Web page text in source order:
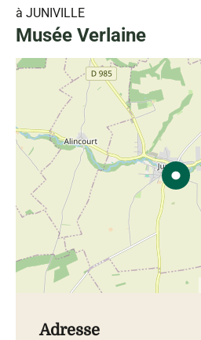
à JUNIVILLE
Musée Verlaine
Adresse